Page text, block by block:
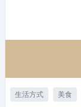
生活方式 美食